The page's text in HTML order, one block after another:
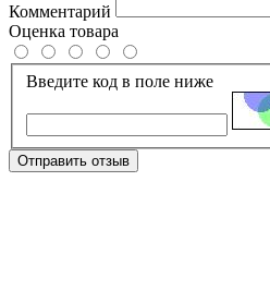
Комментарий
Оценка товара
Введите код в поле ниже
Отправить отзыв